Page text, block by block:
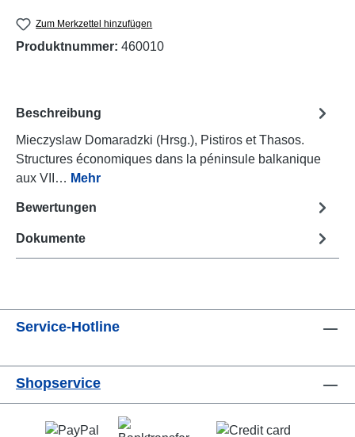
Zum Merkzettel hinzufügen
Produktnummer: 460010
Beschreibung
Mieczyslaw Domaradzki (Hrsg.), Pistiros et Thasos.
Structures économiques dans la péninsule balkanique
aux VII… Mehr
Bewertungen
Dokumente
Service-Hotline
Shopservice